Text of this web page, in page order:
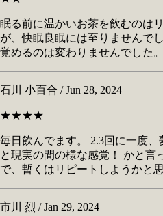
眠る前に温かいお茶を飲むのは
が、快眠良眠には至りませんで
覚めるのは変わりませんでした。
石川 小百合 / Jun 28, 2024
★★★★
毎日飲んでます。 2.3回に一度
と現実の間の様な感覚！ かと言
で、暫くはリピートしようかと思
市川 烈 / Jan 29, 2024